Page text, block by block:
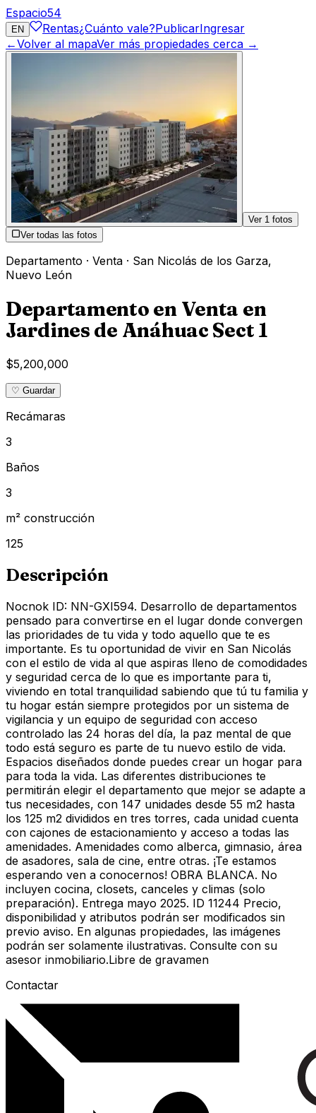
Espacio54
EN Rentas¿Cuánto vale?PublicarIngresar
←Volver al mapaVer más propiedades cerca →
Ver 1 fotos
Ver todas las fotos
Departamento · Venta · San Nicolás de los Garza,
Nuevo León
Departamento en Venta en
Jardines de Anáhuac Sect 1
$5,200,000
♡ Guardar
Recámaras
3
Baños
3
m² construcción
125
Descripción
Nocnok ID: NN-GXI594. Desarrollo de departamentos
pensado para convertirse en el lugar donde convergen
las prioridades de tu vida y todo aquello que te es
importante. Es tu oportunidad de vivir en San Nicolás
con el estilo de vida al que aspiras lleno de comodidades
y seguridad cerca de lo que es importante para ti,
viviendo en total tranquilidad sabiendo que tú tu familia y
tu hogar están siempre protegidos por un sistema de
vigilancia y un equipo de seguridad con acceso
controlado las 24 horas del día, la paz mental de que
todo está seguro es parte de tu nuevo estilo de vida.
Espacios diseñados donde puedes crear un hogar para
para toda la vida. Las diferentes distribuciones te
permitirán elegir el departamento que mejor se adapte a
tus necesidades, con 147 unidades desde 55 m2 hasta
los 125 m2 divididos en tres torres, cada unidad cuenta
con cajones de estacionamiento y acceso a todas las
amenidades. Amenidades como alberca, gimnasio, área
de asadores, sala de cine, entre otras. ¡Te estamos
esperando ven a conocernos! OBRA BLANCA. No
incluyen cocina, closets, canceles y climas (solo
preparación). Entrega mayo 2025. ID 11244 Precio,
disponibilidad y atributos podrán ser modificados sin
previo aviso. En algunas propiedades, las imágenes
podrán ser solamente ilustrativas. Consulte con su
asesor inmobiliario.Libre de gravamen
Contactar